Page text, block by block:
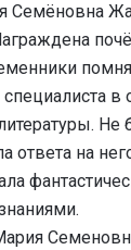
Семёновна
в
Не
ответа на